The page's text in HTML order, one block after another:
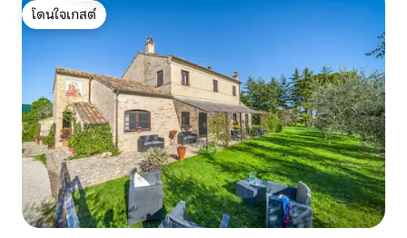
โดนใจเกสต์
โดนใจเกสต์